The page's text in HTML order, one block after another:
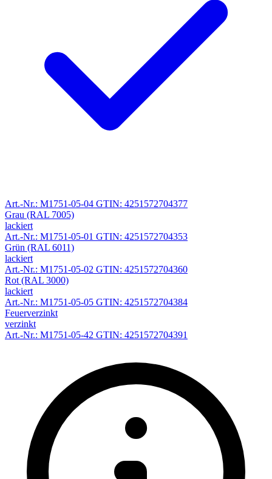
Art.-Nr.: M1751-05-04 GTIN: 4251572704377
Grau (RAL 7005)
lackiert
Art.-Nr.: M1751-05-01 GTIN: 4251572704353
Grün (RAL 6011)
lackiert
Art.-Nr.: M1751-05-02 GTIN: 4251572704360
Rot (RAL 3000)
lackiert
Art.-Nr.: M1751-05-05 GTIN: 4251572704384
Feuerverzinkt
verzinkt
Art.-Nr.: M1751-05-42 GTIN: 4251572704391